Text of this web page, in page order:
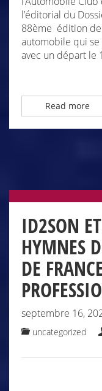
l’éditorial du
88ème édition
automobile qui
avec un départ le
Read more
ID2SON
HYMNES
DE
septembre 16,
uncategorized